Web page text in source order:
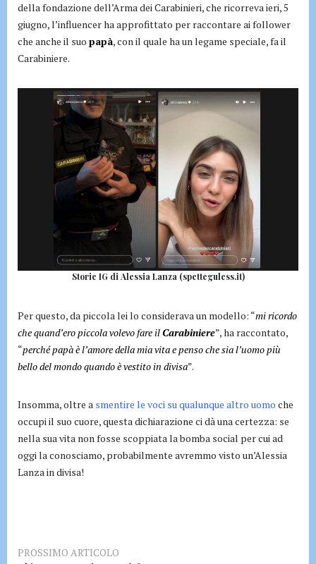
della fondazione dell’Arma dei Carabinieri, che ricorreva ieri, 5
giugno, l’influencer ha approfittato per raccontare ai follower
che anche il suo papà, con il quale ha un legame speciale, fa il
Carabiniere.
Storie IG di Alessia Lanza (spetteguless.it)
Per questo, da piccola lei lo considerava un modello: “mi ricordo
che quand’ero piccola volevo fare ilCarabiniere”, ha raccontato,
“perché papà è l’amore della mia vita e penso che sia l’uomo più
bello del mondo quando è vestito in divisa”.
Insomma, oltre a smentire le voci su qualunque altro uomo che
occupi il suo cuore, questa dichiarazione ci dà una certezza: se
nella sua vita non fosse scoppiata la bomba social per cui ad
oggi la conosciamo, probabilmente avremmo visto un’Alessia
Lanza in divisa!
PROSSIMO ARTICOLO